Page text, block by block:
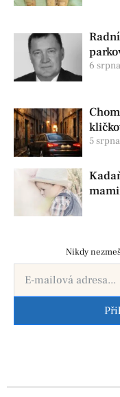
6
5
už
Nikdy